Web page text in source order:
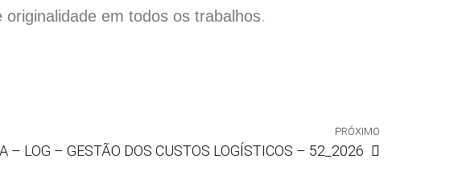
em todos os trabalhos.
PRÓXIMO
– LOG – GESTÃO DOS CUSTOS LOGÍSTICOS – 52_2026